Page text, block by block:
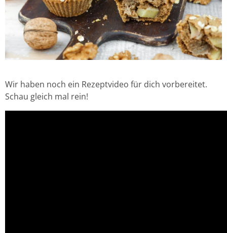
Wir haben noch ein Rezeptvideo für dich vorbereitet.
Schau gleich mal rein!